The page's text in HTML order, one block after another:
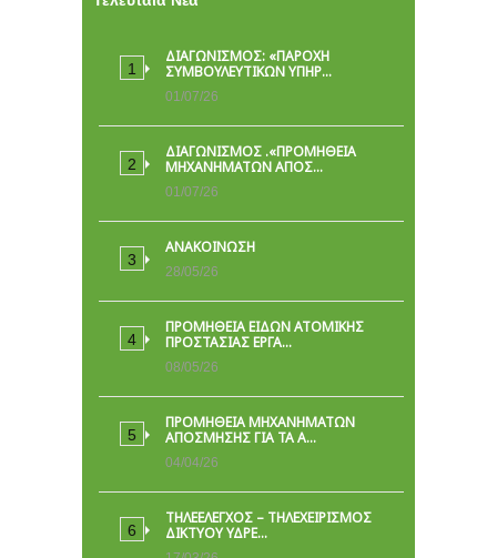
ΔΙΑΓΩΝΙΣΜΟΣ: «ΠΑΡΟΧΉ
ΣΥΜΒΟΥΛΕΥΤΙΚΏΝ ΥΠΗΡ…
01/07/26
ΔΙΑΓΩΝΙΣΜΟΣ .«ΠΡΟΜΗΘΕΙΑ
ΜΗΧΑΝΗΜΑΤΩΝ ΑΠΟΣ…
01/07/26
ΑΝΑΚΟΙΝΩΣΗ
28/05/26
ΠΡΟΜΉΘΕΙΑ ΕΙΔΏΝ ΑΤΟΜΙΚΉΣ
ΠΡΟΣΤΑΣΊΑΣ ΕΡΓΑ…
08/05/26
ΠΡΟΜΗΘΕΙΑ ΜΗΧΑΝΗΜΑΤΩΝ
ΑΠΟΣΜΗΣΗΣ ΓΙΑ ΤΑ Α…
04/04/26
ΤΗΛΕΕΛΕΓΧΟΣ – ΤΗΛΕΧΕΙΡΙΣΜΟΣ
ΔΙΚΤΥΟΥ ΥΔΡΕ…